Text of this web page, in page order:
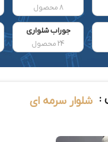
8 محصول
جوراب شلواری
24 محصول
: شلوار سرمه ای